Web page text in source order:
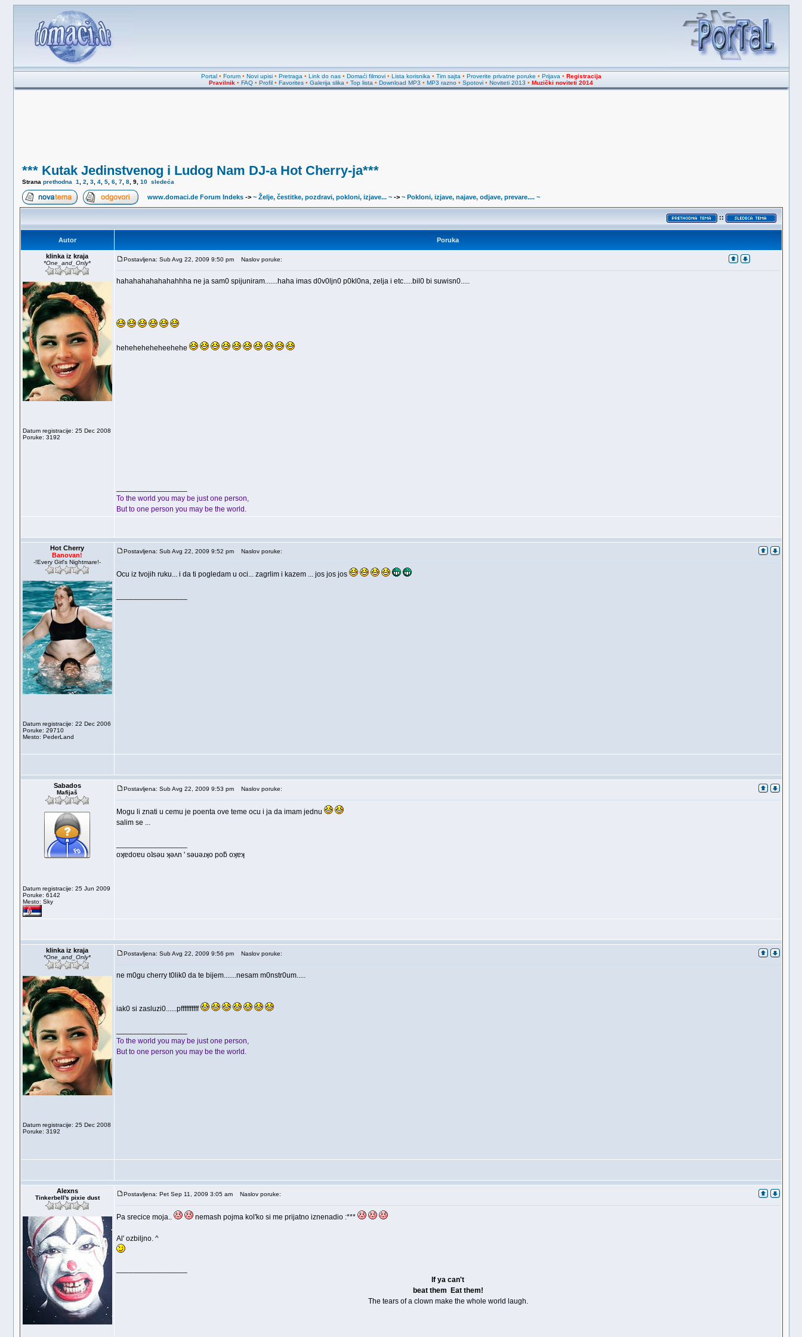
Portal• Forum• Novi upisi• Pretraga • Link do nas• Domaći filmovi• Lista korisnika • Tim sajta • Proverite privatne poruke • Prijava • Registracija
Pravilnik • FAQ • Profil • Favorites • Galerija slika • Top lista • Download MP3 • MP3 razno • Spotovi • Noviteti 2013 • Muzički noviteti 2014
*** Kutak Jedinstvenog i Ludog Nam DJ-a Hot Cherry-ja***
Strana prethodna 1 2 3, 4, 5, 6, 7, 8, 9, 10 sledeća
www.domaci.de Forum Indeks-> ~ Želje, čestitke, pozdravi, pokloni, izjave... ~-> ~ Pokloni, izjave, najave, odjave, prevare.... ~
::
Autor Poruka
klinka iz kraja
*One_and_Only*
Datum registracije: 25 Dec 2008
Poruke: 3192
Postavljena: Sub Avg 22, 2009 9:50 pm Naslov poruke:
hahahahahahahahhha ne ja sam0 spijuniram.......haha imas d0v0ljn0 p0kl0na, zelja i etc.....bil0 bi suwisn0.....
heheheheheheehehe
To the world you may be just one person,
But to one person you may be the world.
Hot Cherry
Banovan!
-!Every Girl's Nightmare!-
Datum registracije: 22 Dec 2006
Poruke: 29710
Mesto: PederLand
Postavljena: Sub Avg 22, 2009 9:52 pm Naslov poruke:
Ocu iz tvojih ruku... i da ti pogledam u oci... zagrlim i kazem ... jos jos jos
Sabados
Mafijaš
Datum registracije: 25 Jun 2009
Poruke: 6142
Mesto: Sky
Postavljena: Sub Avg 22, 2009 9:53 pm Naslov poruke:
Mogu li znati u cemu je poenta ove teme ocu i ja da imam jednu
salim se ...
oʞɐdoɐu oʇsǝu ʞǝʌn ' sǝuǝɹʞo poƃ oʞɐʞ
klinka iz kraja
*One_and_Only*
Datum registracije: 25 Dec 2008
Poruke: 3192
Postavljena: Sub Avg 22, 2009 9:56 pm Naslov poruke:
ne m0gu cherry t0lik0 da te bijem.......nesam m0nstr0um.....
iak0 si zasluzi0......pffffffffff
To the world you may be just one person,
But to one person you may be the world.
Alexns
Tinkerbell's pixie dust
Postavljena: Pet Sep 11, 2009 3:05 am Naslov poruke:
Pa srecice moja.. nemash pojma kol'ko si me prijatno iznenadio :***
Al' ozbiljno. ^
If ya can't
beat them
Eat them!
The tears of a clown make the whole world laugh.